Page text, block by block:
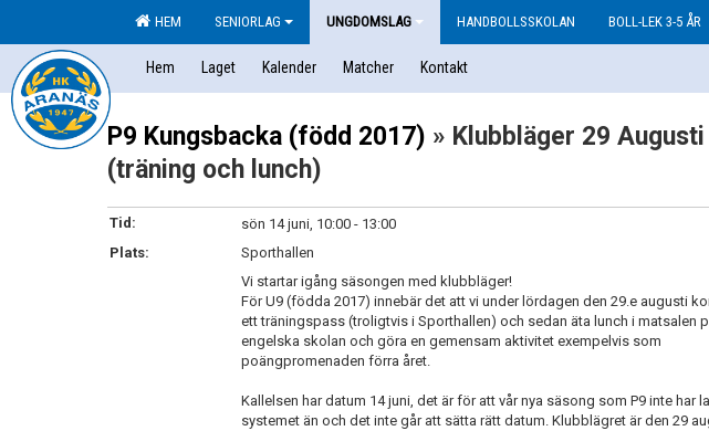
HEM SENIORLAG UNGDOMSLAG HANDBOLLSSKOLAN BOLL-LEK 3-5 ÅR
Hem Laget Kalender Matcher Kontakt
P9 Kungsbacka (född 2017) » Klubbläger 29 Augusti
(träning och lunch)
Tid:
sön 14 juni, 10:00 - 13:00
Plats:
Sporthallen
Vi startar igång säsongen med klubbläger!
För U9 (födda 2017) innebär det att vi under lördagen den 29.e augusti
ett träningspass (troligtvis i Sporthallen) och sedan äta lunch i matsalen
engelska skolan och göra en gemensam aktivitet exempelvis som
poängpromenaden förra året.
Kallelsen har datum 14 juni, det är för att vår nya säsong som P9 inte har
systemet än och det inte går att sätta rätt datum. Klubblägret är den 29